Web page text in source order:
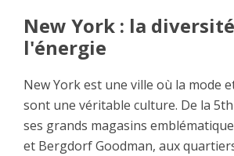
New York : la
l'énergie
New York est une ville où la mode
sont une véritable culture. De la
ses grands magasins
et Bergdorf Goodman, aux